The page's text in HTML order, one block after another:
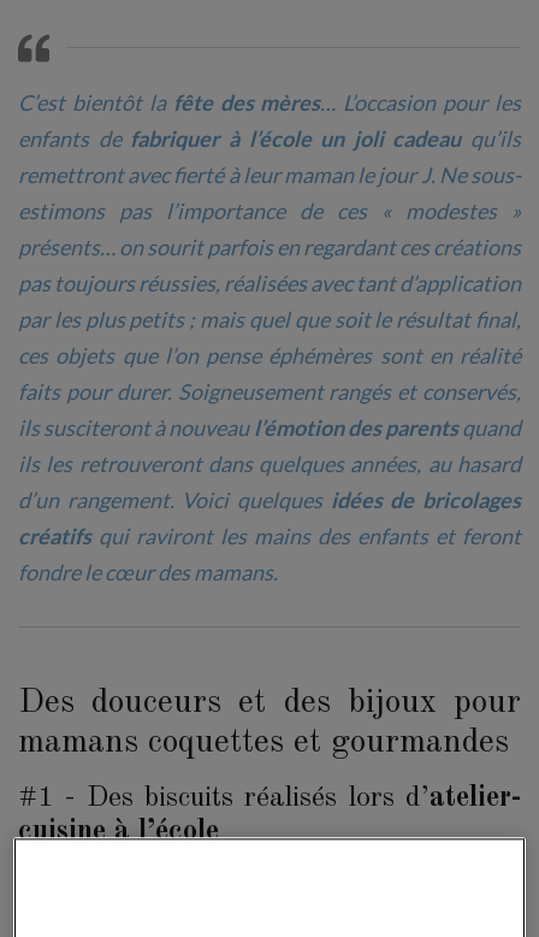
C’est bientôt la fête des mères… L’occasion pour les
enfants de fabriquer à l’école un joli cadeauqu’ils
remettront avec fierté à leur maman le jour J. Ne sous-
estimons pas l’importance de ces « modestes »
présents… on sourit parfois en regardant ces créations
pas toujours réussies, réalisées avec tant d’application
par les plus petits ; mais quel que soit le résultat final,
ces objets que l’on pense éphémères sont en réalité
faits pour durer. Soigneusement rangés et conservés,
ils susciteront à nouveau l’émotion des parentsquand
ils les retrouveront dans quelques années, au hasard
d’un rangement. Voici quelquesidées de bricolages
créatifsqui raviront les mains des enfants et feront
fondre le cœur des mamans.
Des douceurs et des bijoux pour
mamans coquettes et gourmandes
#1 - Des biscuits réalisés lors d’atelier-
cuisine à l’école